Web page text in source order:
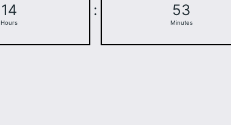
14
Hours
: 53
Minutes